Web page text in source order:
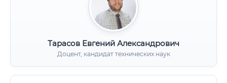
Тарасов Евгений Александрович
Доцент, кандидат технических наук